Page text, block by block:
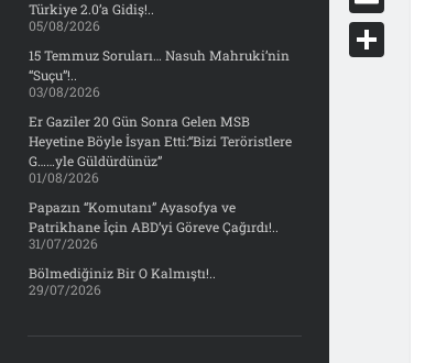
Türkiye 2.0’a Gidiş!..
05/08/2026
15 Temmuz Soruları… Nasuh Mahruki’nin
“Suçu”!..
03/08/2026
Er Gaziler 20 Gün Sonra Gelen MSB
Heyetine Böyle İsyan Etti:“Bizi Teröristlere
G……yle Güldürdünüz”
01/08/2026
Papazın “Komutanı” Ayasofya ve
Patrikhane İçin ABD’yi Göreve Çağırdı!..
31/07/2026
Bölmediğiniz Bir O Kalmıştı!..
29/07/2026
y
db
d
d
o
c
E